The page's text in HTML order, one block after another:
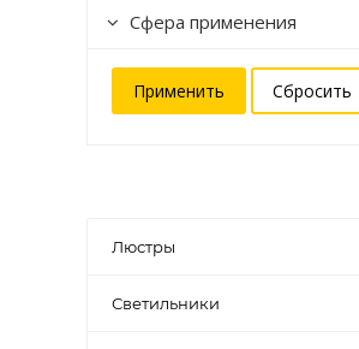
Сфера применения
Люстры
Светильники